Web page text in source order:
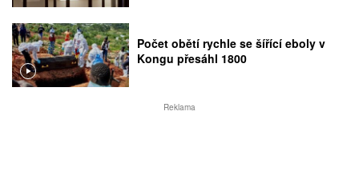
Počet obětí rychle se šířící eboly v
Kongu přesáhl 1800
Reklama